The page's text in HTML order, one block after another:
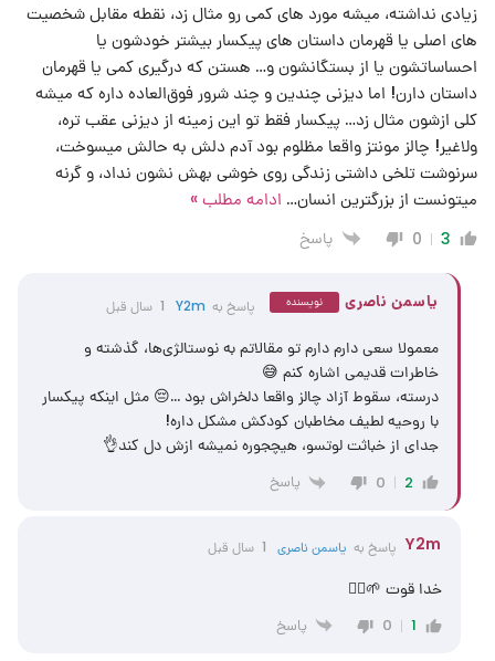
زیادی نداشته، میشه مورد های کمی رو مثال زد، نقطه مقابل شخصیت
های اصلی یا قهرمان داستان های پیکسار بیشتر خودشون یا
احساساتشون یا از بستگانشون و… هستن که درگیری کمی یا قهرمان
داستان دارن! اما دیزنی چندین و چند شرور فوق‌العاده داره که میشه
کلی ازشون مثال زد… پیکسار فقط تو این زمینه از دیزنی عقب تره،
ولاغیر! چالز مونتز واقعا مظلوم بود آدم دلش به حالش میسوخت،
سرنوشت تلخی داشتی زندگی روی خوشی بهش نشون نداد، و گرنه
میتونست از بزرگترین انسان… ادامه مطلب »
3
0 پاسخ
یاسمن ناصری نویسنده پاسخ به Y2m 1 سال قبل
معمولا سعی دارم دارم تو مقالاتم به نوستالژی‌ها، گذشته و
خاطرات قدیمی اشاره کنم 😅
درسته، سقوط آزاد چالز واقعا دلخراش بود …😔 مثل اینکه پیکسار
با روحیه لطیف مخاطبان کودکش مشکل داره!
جدای از خباثت لوتسو، هیچجوره نمیشه ازش دل کند👌
2
0 پاسخ
Y2m پاسخ به یاسمن ناصری 1 سال قبل
خدا قوت 🌱✌🏻
1
0 پاسخ